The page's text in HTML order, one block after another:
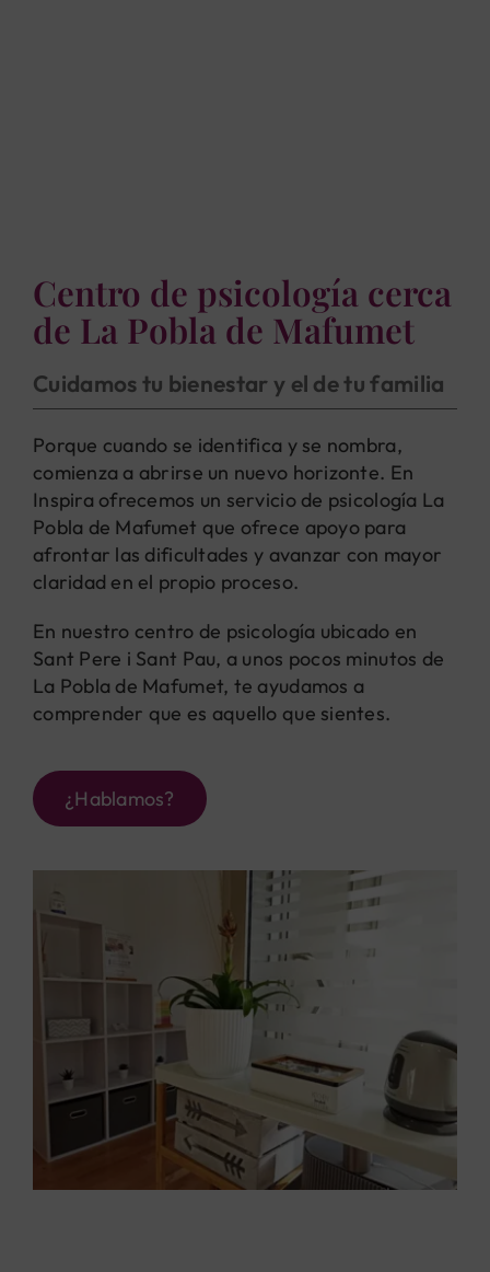
Centro de psicología cerca
de La Pobla de Mafumet
Cuidamos tu bienestar y el de tu familia
Porque cuando se identifica y se nombra,
comienza a abrirse un nuevo horizonte. En
Inspira ofrecemos un servicio de psicología La
Pobla de Mafumet que ofrece apoyo para
afrontar las dificultades y avanzar con mayor
claridad en el propio proceso.
En nuestro centro de psicología ubicado en
Sant Pere i Sant Pau, a unos pocos minutos de
La Pobla de Mafumet, te ayudamos a
comprender que es aquello que sientes.
¿Hablamos?